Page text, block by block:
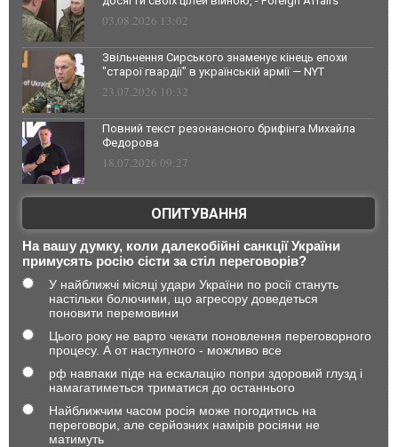
03.08.2026 13:02
Звільнення Сирського знаменує кінець епохи
"старої гвардії" в українській армії — NYT
23.07.2026 10:32
Повний текст резонансного брифінга Михайла
Федорова
18.07.2026 09:27
ОПИТУВАННЯ
На вашу думку, коли далекобійні санкції України
примусять росію сісти за стіл переговорів?
У найближчі місяці удари України по росії стануть
настільки болючими, що агресору доведеться
поновити перемовини
Цього року не варто чекати поновлення переговорного
процесу. А от наступного - можливо все
рф навпаки піде на ескалацію попри здоровий глузд і
намагатиметься триматися до останнього
Найближчим часом росія може погодитись на
переговори, але серйозних намірів росіяни не
матимуть